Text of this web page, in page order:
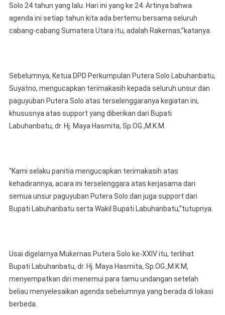
Solo 24 tahun yang lalu. Hari ini yang ke 24. Artinya bahwa
agenda ini setiap tahun kita ada bertemu bersama seluruh
cabang-cabang Sumatera Utara itu, adalah Rakernas,”katanya.
Sebelumnya, Ketua DPD Perkumpulan Putera Solo Labuhanbatu,
Suyatno, mengucapkan terimakasih kepada seluruh unsur dan
paguyuban Putera Solo atas terselenggaranya kegiatan ini,
khususnya atas support yang diberikan dari Bupati
Labuhanbatu, dr. Hj. Maya Hasmita, Sp.OG.,M.K.M.
“Kami selaku panitia mengucapkan terimakasih atas
kehadirannya, acara ini terselenggara atas kerjasama dari
semua unsur paguyuban Putera Solo dan juga support dari
Bupati Labuhanbatu serta Wakil Bupati Labuhanbatu,”tutupnya.
Usai digelarnya Mukernas Putera Solo ke-XXIV itu, terlihat
Bupati Labuhanbatu, dr. Hj. Maya Hasmita, Sp.OG.,M.K.M,
menyempatkan diri menemui para tamu undangan setelah
beliau menyelesaikan agenda sebelumnya yang berada di lokasi
berbeda.